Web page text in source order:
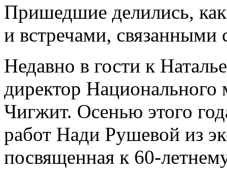
Пришедшие делились,
и встречами, связанными
Недавно в гости к
директор
Чигжит. Осенью этого
работ Нади Рушевой из
посвященная к 60-